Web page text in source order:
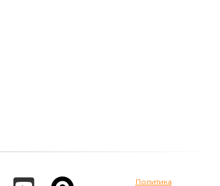
Политика